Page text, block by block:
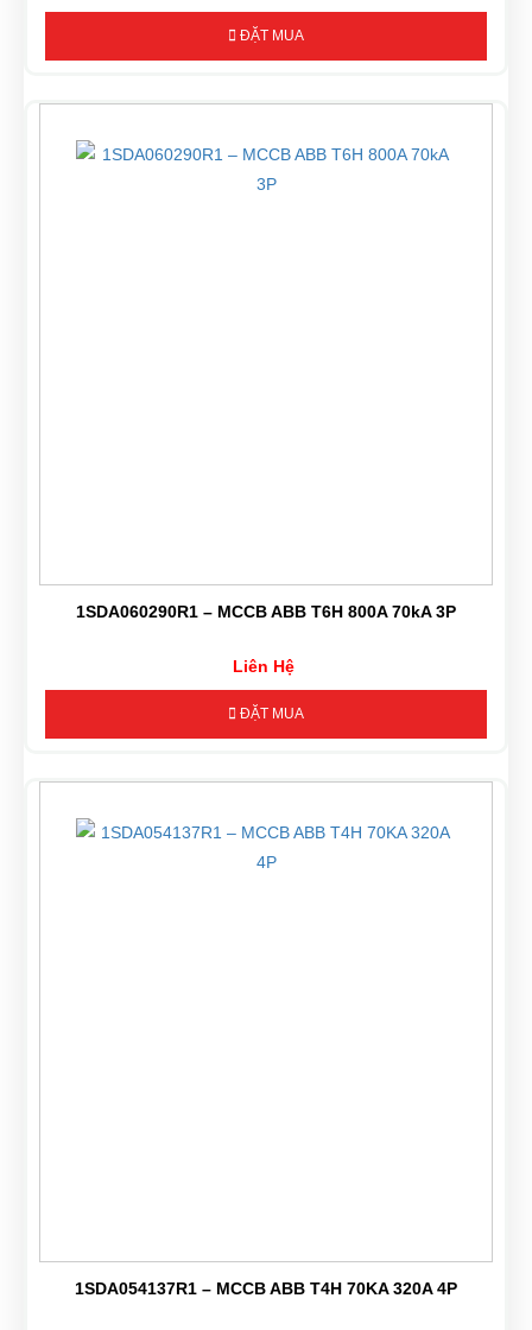
ĐẶT MUA
1SDA060290R1 – MCCB ABB T6H 800A 70kA 3P
Liên Hệ
ĐẶT MUA
1SDA054137R1 – MCCB ABB T4H 70KA 320A 4P